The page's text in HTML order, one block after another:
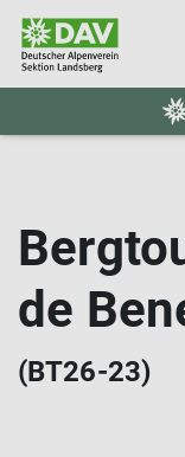
de
(BT26-23)